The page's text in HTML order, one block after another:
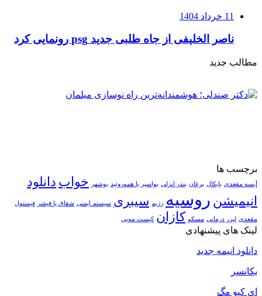
11 خرداد 1404
ناصر الخلیفی از جاه طلبی جدید psg رونمایی کرد
مطالب جدید
برچسب ها
آبسه مقعدی بایکال برغان بندر انزلی بواسیر یا هموروئید بوشهر خواب دانلود
انیمیشن روسیه رژیم سیبری سیستم ایمنی شقاق یا فیشر فیستول
مقعدی لیزر درمانی مسکو کازان کیست مویی
لینک های پیشنهادی
دانلود انیمه جدید
یکانسر
ای کیو مگ